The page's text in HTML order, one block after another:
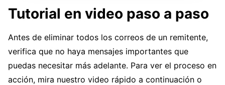
Tutorial en video paso a paso
Antes de eliminar todos los correos de un remitente,
verifica que no haya mensajes importantes que
puedas necesitar más adelante. Para ver el proceso en
acción, mira nuestro video rápido a continuación o